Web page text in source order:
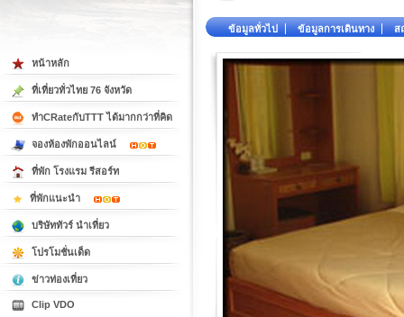
ข้อมูลทั่วไป ข้อมูลการเดินทาง ส
หน้าหลัก
ที่เที่ยวทั่วไทย 76 จังหวัด
ทำCRateกับTTT ได้มากกว่าที่คิด
จองห้องพักออนไลน์
ที่พัก โรงแรม รีสอร์ท
ที่พักแนะนำ
บริษัททัวร์ นำเที่ยว
โปรโมชั่นเด็ด
ข่าวท่องเที่ยว
Clip VDO